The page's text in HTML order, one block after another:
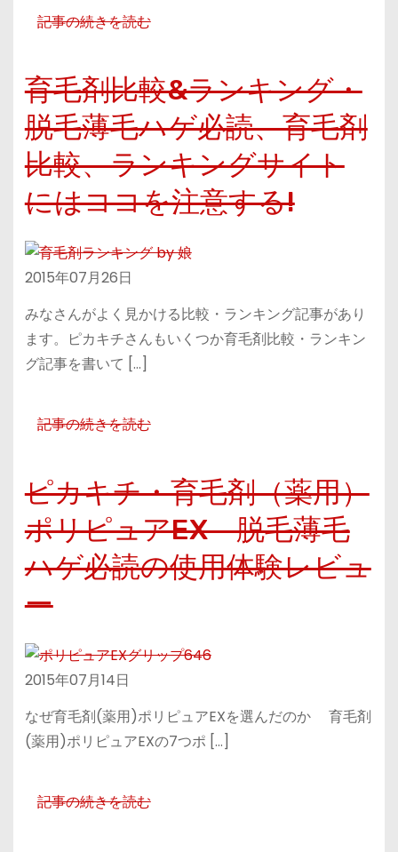
記事の続きを読む
育毛剤比較&ランキング・
脱毛薄毛ハゲ必読、育毛剤
比較、ランキングサイト
にはココを注意する!
2015年07月26日
みなさんがよく見かける比較・ランキング記事があり
ます。ピカキチさんもいくつか育毛剤比較・ランキン
グ記事を書いて […]
記事の続きを読む
ピカキチ・育毛剤（薬用）
ポリピュアEX 脱毛薄毛
ハゲ必読の使用体験レビュ
ー
2015年07月14日
なぜ育毛剤(薬用)ポリピュアEXを選んだのか 育毛剤
(薬用)ポリピュアEXの7つポ […]
記事の続きを読む